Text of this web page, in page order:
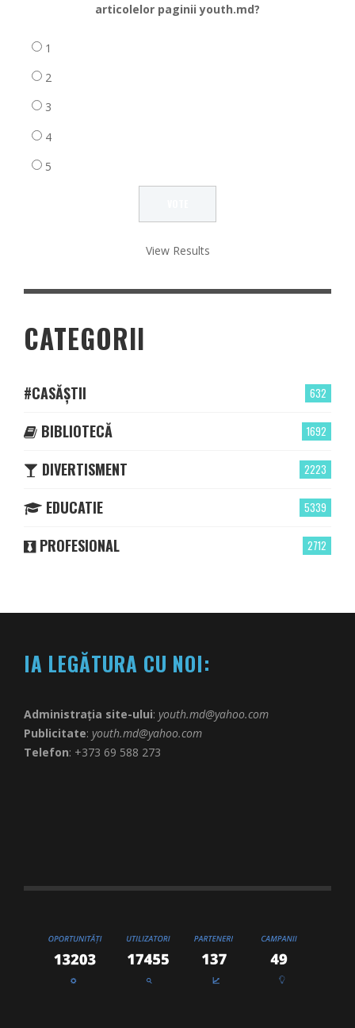
articolelor paginii youth.md?
1
2
3
4
5
View Results
CATEGORII
632
#CASĂȘTII
1692
BIBLIOTECĂ
2223
DIVERTISMENT
5339
EDUCATIE
2712
PROFESIONAL
IA LEGĂTURA CU NOI:
Administrația site-ului: youth.md@yahoo.com
Publicitate: youth.md@yahoo.com
Telefon: +373 69 588 273